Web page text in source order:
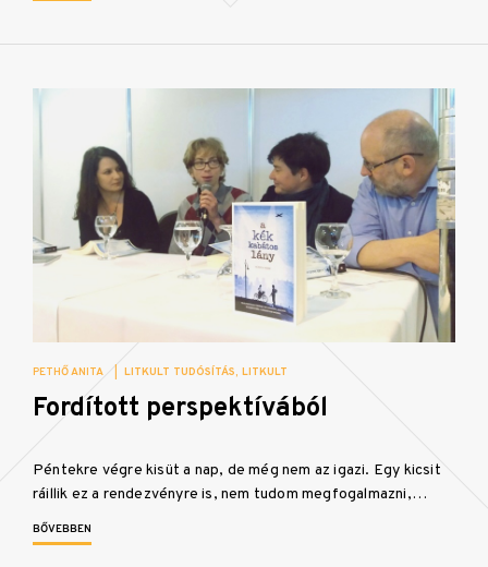
PETHŐ ANITA LITKULT TUDÓSÍTÁS LITKULT
Fordított perspektívából
Péntekre végre kisüt a nap, de még nem az igazi. Egy kicsit
ráillik ez a rendezvényre is, nem tudom megfogalmazni,…
BŐVEBBEN